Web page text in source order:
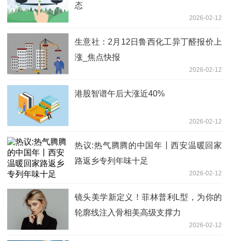
态
2026-02-12
生意社：2月12日鲁西化工异丁醛报价上
涨_焦点快报
2026-02-12
港股智谱午后大涨近40%
2026-02-12
热议:热气腾腾的中国年丨西安温暖回家
路返乡专列年味十足
2026-02-12
镜头美学新定义！菲林普利L型，为你的
轮廓线注入骨相美高级支撑力
2026-02-12